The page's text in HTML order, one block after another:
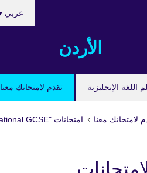
الأردن
اللغة الإنجليزية تقدم لامتحانك معنا
عربي
لامتحانك معنا امتحانات "IGCSE/International GCSE" وامتحانات المدارس